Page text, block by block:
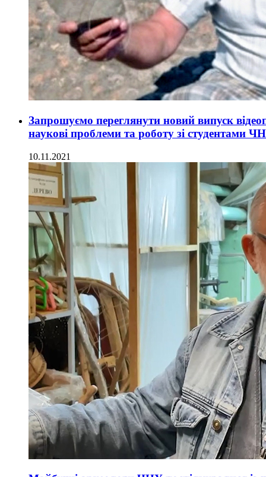
Запрошуємо переглянути новий випуск
наукові проблеми та роботу зі студентами
10.11.2021